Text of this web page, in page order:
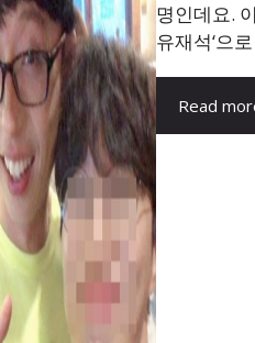
명인데요.
유재석‘으
Read